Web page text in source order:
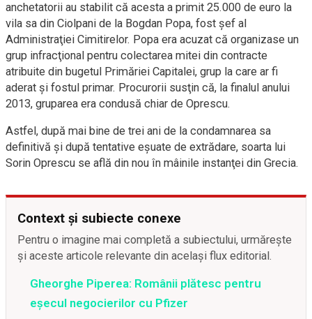
anchetatorii au stabilit că acesta a primit 25.000 de euro la
vila sa din Ciolpani de la Bogdan Popa, fost şef al
Administraţiei Cimitirelor. Popa era acuzat că organizase un
grup infracţional pentru colectarea mitei din contracte
atribuite din bugetul Primăriei Capitalei, grup la care ar fi
aderat şi fostul primar. Procurorii susţin că, la finalul anului
2013, gruparea era condusă chiar de Oprescu.
Astfel, după mai bine de trei ani de la condamnarea sa
definitivă şi după tentative eşuate de extrădare, soarta lui
Sorin Oprescu se află din nou în mâinile instanţei din Grecia.
Context și subiecte conexe
Pentru o imagine mai completă a subiectului, urmărește
și aceste articole relevante din același flux editorial.
Gheorghe Piperea: Românii plătesc pentru
eșecul negocierilor cu Pfizer